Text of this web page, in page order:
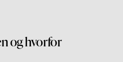
og hvorfor